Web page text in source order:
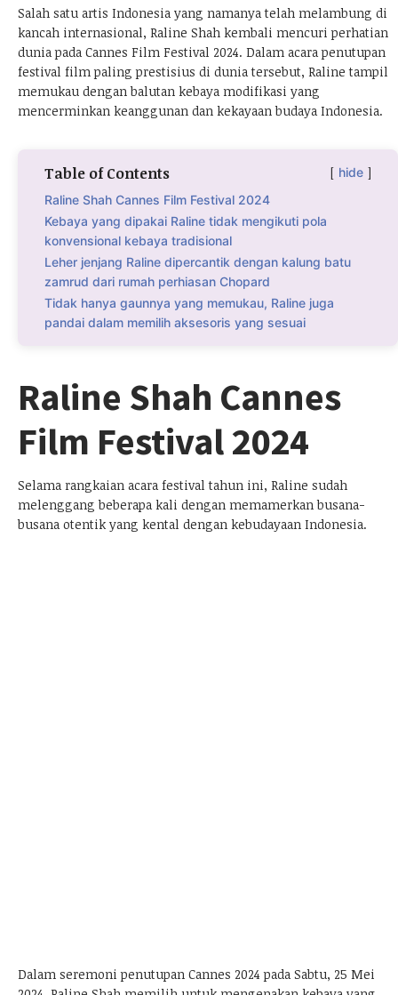
Salah satu artis Indonesia yang namanya telah melambung di
kancah internasional, Raline Shah kembali mencuri perhatian
dunia pada Cannes Film Festival 2024. Dalam acara penutupan
festival film paling prestisius di dunia tersebut, Raline tampil
memukau dengan balutan kebaya modifikasi yang
mencerminkan keanggunan dan kekayaan budaya Indonesia.
Table of Contents
hide
Raline Shah Cannes Film Festival 2024
Kebaya yang dipakai Raline tidak mengikuti pola
konvensional kebaya tradisional
Leher jenjang Raline dipercantik dengan kalung batu
zamrud dari rumah perhiasan Chopard
Tidak hanya gaunnya yang memukau, Raline juga
pandai dalam memilih aksesoris yang sesuai
Raline Shah Cannes
Film Festival 2024
Selama rangkaian acara festival tahun ini, Raline sudah
melenggang beberapa kali dengan memamerkan busana-
busana otentik yang kental dengan kebudayaan Indonesia.
Dalam seremoni penutupan Cannes 2024 pada Sabtu, 25 Mei